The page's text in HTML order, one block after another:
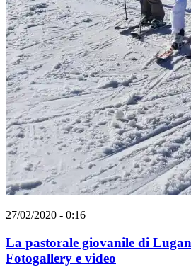
27/02/2020 - 0:16
La pastorale giovanile di
Fotogallery e video